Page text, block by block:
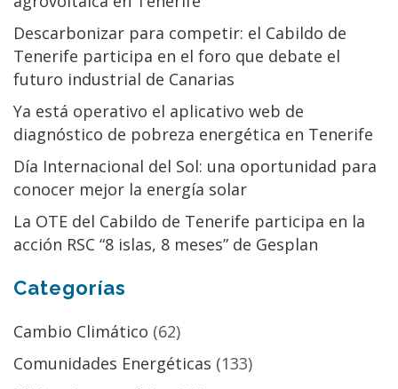
Descarbonizar para competir: el Cabildo de
Tenerife participa en el foro que debate el
futuro industrial de Canarias
Ya está operativo el aplicativo web de
diagnóstico de pobreza energética en Tenerife
Día Internacional del Sol: una oportunidad para
conocer mejor la energía solar
La OTE del Cabildo de Tenerife participa en la
acción RSC “8 islas, 8 meses” de Gesplan
Categorías
Cambio Climático (62)
Comunidades Energéticas (133)